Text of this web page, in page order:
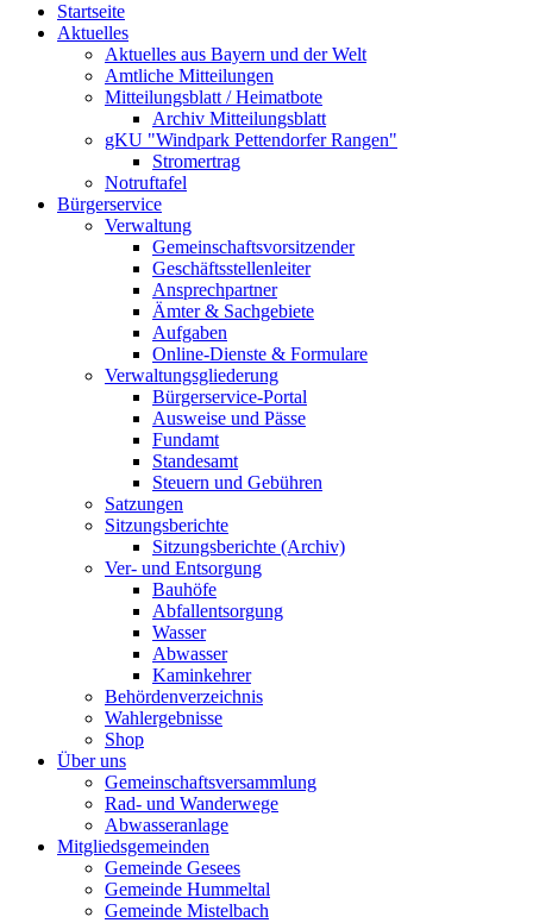
Startseite
Aktuelles
Aktuelles aus Bayern und der Welt
Amtliche Mitteilungen
Mitteilungsblatt / Heimatbote
Archiv Mitteilungsblatt
gKU "Windpark Pettendorfer Rangen"
Stromertrag
Notruftafel
Bürgerservice
Verwaltung
Gemeinschaftsvorsitzender
Geschäftsstellenleiter
Ansprechpartner
Ämter & Sachgebiete
Aufgaben
Online-Dienste & Formulare
Verwaltungsgliederung
Bürgerservice-Portal
Ausweise und Pässe
Fundamt
Standesamt
Steuern und Gebühren
Satzungen
Sitzungsberichte
Sitzungsberichte (Archiv)
Ver- und Entsorgung
Bauhöfe
Abfallentsorgung
Wasser
Abwasser
Kaminkehrer
Behördenverzeichnis
Wahlergebnisse
Shop
Über uns
Gemeinschaftsversammlung
Rad- und Wanderwege
Abwasseranlage
Mitgliedsgemeinden
Gemeinde Gesees
Gemeinde Hummeltal
Gemeinde Mistelbach